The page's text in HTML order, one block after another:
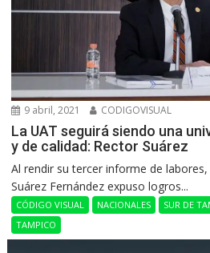
9 abril, 2021 CODIGOVISUAL
La UAT seguirá siendo una
y de calidad: Rector Suárez
Al rendir su tercer informe de labores,
Suárez Fernández expuso logros...
CÓDIGO VISUAL NACIONALES SUR DE
TAMPICO